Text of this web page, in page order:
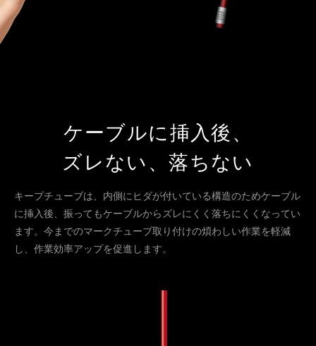
ケーブルに挿入後、
ズレない、落ちない
キープチューブは、内側にヒダが付いている構造のためケーブル
に挿入後、振ってもケーブルからズレにくく落ちにくくなってい
ます。今までのマークチューブ取り付けの煩わしい作業を軽減
し、作業効率アップを促進します。